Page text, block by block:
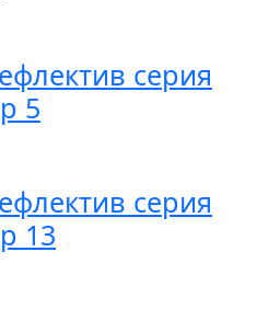
серия
5
серия
13